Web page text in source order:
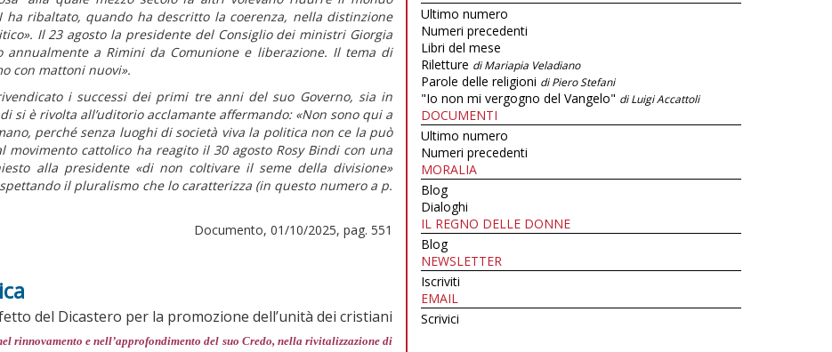
ha ribaltato, quando ha descritto la coerenza, nella distinzione
Il 23 agosto la presidente del Consiglio dei ministri Giorgia
a Rimini da Comunione e liberazione. Il tema di
con mattoni nuovi».
i successi dei primi tre anni del suo Governo, sia in
si è rivolta all’uditorio acclamante affermando:«Non sono qui a
perché senza luoghi di società viva la politica non ce la può
cattolico ha reagito il 30 agosto Rosy Bindi con una
alla presidente«di non coltivare il seme della divisione»
il pluralismo che lo caratterizza (in questo numero a p.
Documento, 01/10/2025, pag. 551
del Dicastero per la promozione dell’unità dei cristiani
rinnovamento e nell’approfondimento del suo Credo, nella rivitalizzazione di
Ultimo numero
Numeri precedenti
Libri del mese
Riletture di Mariapia Veladiano
Parole delle religioni di Piero Stefani
"Io non mi vergogno del Vangelo" di Luigi Accattoli
DOCUMENTI
Ultimo numero
Numeri precedenti
MORALIA
Blog
Dialoghi
IL REGNO DELLE DONNE
Blog
NEWSLETTER
Iscriviti
EMAIL
Scrivici